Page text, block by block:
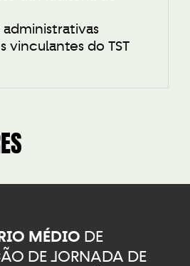
administrativas
vinculantes do TST
MÉDIO DE
DE JORNADA DE